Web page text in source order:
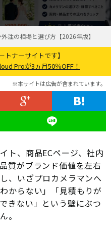
注の相場と選び方【2026年版】
トナーサイトです】
Proが3ヵ月50％OFF！
※本サイトは広告が含まれています。
ト、商品ECページ、社内
質がブランド価値を左右
、いざプロカメラマンへ
からない」「見積もりが
きない」という壁にぶつ
。